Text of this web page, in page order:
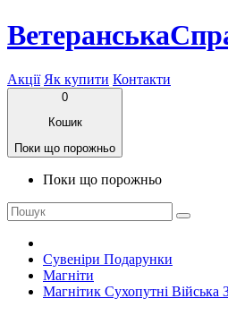
Акції Як купити Контакти
0
Кошик
Поки що порожньо
Поки що порожньо
Сувеніри Подарунки
Магніти
Магнітик Сухопутні Війська